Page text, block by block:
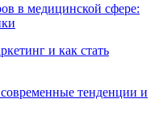
в медицинской сфере:
и как стать
тенденции и